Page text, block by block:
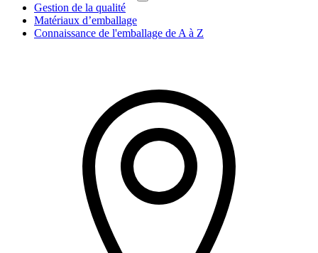
Gestion de la qualité
Matériaux d’emballage
Connaissance de l'emballage de A à Z